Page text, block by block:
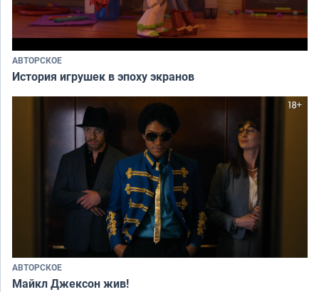
АВТОРСКОЕ
История игрушек в эпоху экранов
АВТОРСКОЕ
Майкл Джексон жив!